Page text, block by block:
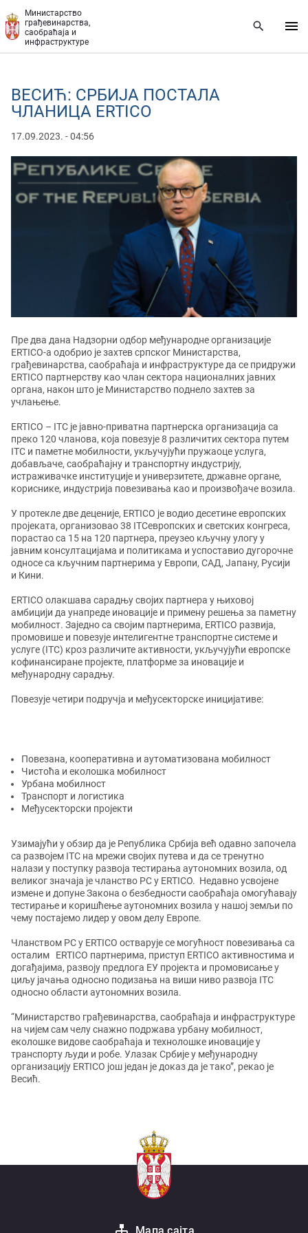
Министарство
грађевинарства,
саобраћаја и
инфраструктуре
ВЕСИЋ: СРБИЈА ПОСТАЛА
ЧЛАНИЦА ERTICO
17.09.2023. - 04:56
Пре два дана Надзорни одбор међународне организације
ERTICO-а одобрио је захтев српског Министарства,
грађевинарства, саобраћаја и инфраструктуре да се придружи
ERTICO партнерству као члан сектора националних јавних
органа, након што је Министарство поднело захтев за
учлањење.
ERTICO – ITC је јавно-приватна партнерска организација са
преко 120 чланова, која повезује 8 различитих сектора путем
ITC и паметне мобилности, укључујући пружаоце услуга,
добављаче, саобраћајну и транспортну индустрију,
истраживачке институције и универзитете, државне органе,
кориснике, индустрија повезивања као и произвођаче возила.
У протекле две деценије, ERTICO је водио десетине европских
пројеката, организовао 38 ITCевропских и светских конгреса,
порастао са 15 на 120 партнера, преузео кључну улогу у
јавним консултацијама и политикама и успоставио дугорочне
односе са кључним партнерима у Европи, САД, Јапану, Русији
и Кини.
ERTICO олакшава сарадњу својих партнера у њиховој
амбицији да унапреде иновације и примену решења за паметну
мобилност. Заједно са својим партнерима, ERTICO развија,
промовише и повезује интелигентне транспортне системе и
услуге (ITC) кроз различите активности, укључујући европске
кофинансиране пројекте, платформе за иновације и
међународну сарадњу.
Повезује четири подручја и међусекторске иницијативе:
Повезана, кооперативна и аутоматизована мобилност
Чистоћа и еколошка мобилност
Урбана мобилност
Транспорт и логистика
Међусекторски пројекти
Узимајући у обзир да је Република Србија већ одавно започела
са развојем ITC на мрежи својих путева и да се тренутно
налази у поступку развоја тестирања аутономних возила, од
великог значаја је чланство РС у ERTICO. Недавно усвојене
измене и допуне Закона о безбедности саобраћаја омогућавају
тестирање и коришћење аутономних возила у нашој земљи по
чему постајемо лидер у овом делу Европе.
Чланством РС у ERTICO остварује се могућност повезивања са
осталим ERTICO партнерима, приступ ERTICO активностима и
догађајима, развоју предлога ЕУ пројекта и промовисање у
циљу јачања односно подизања на виши ниво развоја ITC
односно области аутономних возила.
“Министарство грађевинарства, саобраћаја и инфраструктуре
на чијем сам челу снажно подржава урбану мобилност,
еколошке видове саобраћаја и технолошке иновације у
транспорту људи и робе. Улазак Србије у међународну
организацију ERTICO још један је доказ да је тако”, рекао је
Весић.